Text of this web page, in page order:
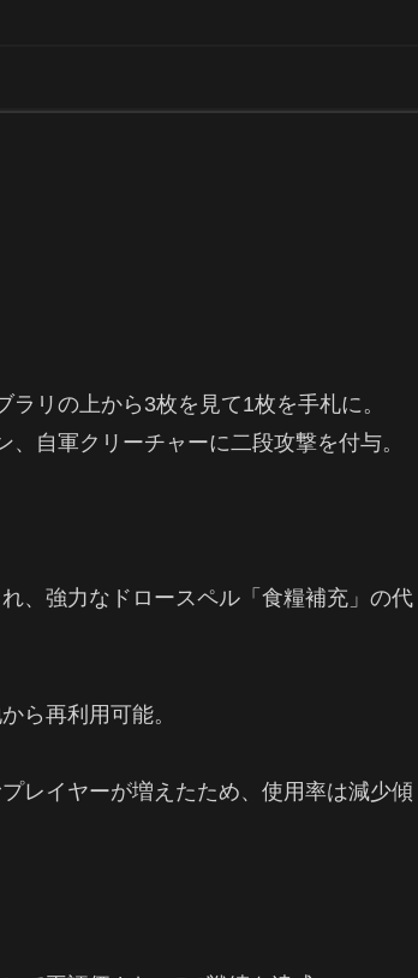
リの上から3枚を見て1枚を手札に。
自軍クリーチャーに二段攻撃を付与。
、強力なドロースペル「食糧補充」の代
ら再利用可能。
レイヤーが増えたため、使用率は減少傾